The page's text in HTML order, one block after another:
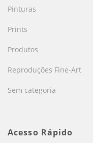
Pinturas
Prints
Produtos
Reproduções Fine-Art
Sem categoria
Acesso Rápido